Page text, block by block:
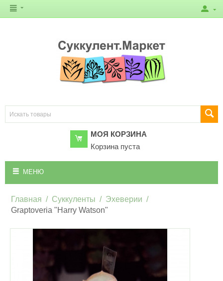
МОЯ КОРЗИНА
Корзина пуста
МЕНЮ
Главная / Суккуленты / Эхеверии /
Graptoveria "Harry Watson"